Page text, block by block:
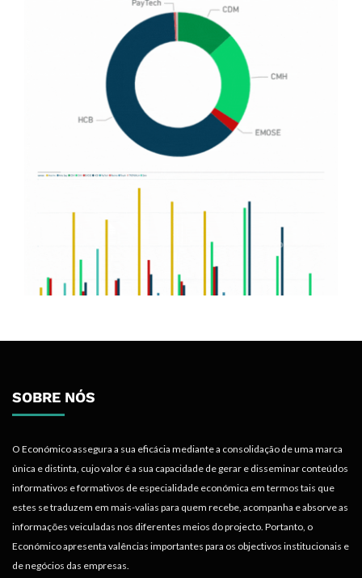
SOBRE NÓS
O Económico assegura a sua eficácia mediante a consolidação de uma marca
única e distinta, cujo valor é a sua capacidade de gerar e disseminar conteúdos
informativos e formativos de especialidade económica em termos tais que
estes se traduzem em mais-valias para quem recebe, acompanha e absorve as
informações veiculadas nos diferentes meios do projecto. Portanto, o
Económico apresenta valências importantes para os objectivos institucionais e
de negócios das empresas.